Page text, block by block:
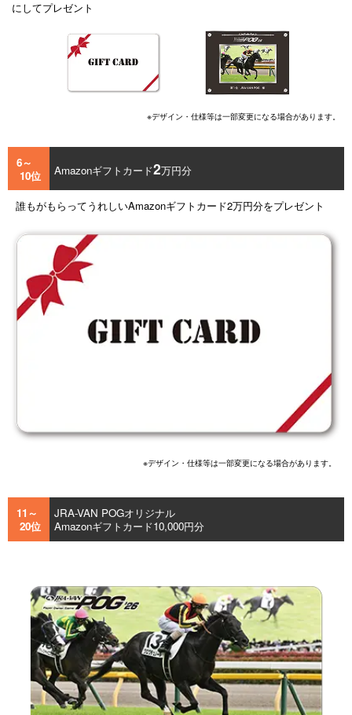
にしてプレゼント
※デザイン・仕様等は一部変更になる場合があります。
6～
10位
Amazonギフトカード2万円分
誰もがもらってうれしいAmazonギフトカード2万円分をプレゼント
※デザイン・仕様等は一部変更になる場合があります。
11～
20位
JRA-VAN POGオリジナル
Amazonギフトカード10,000円分